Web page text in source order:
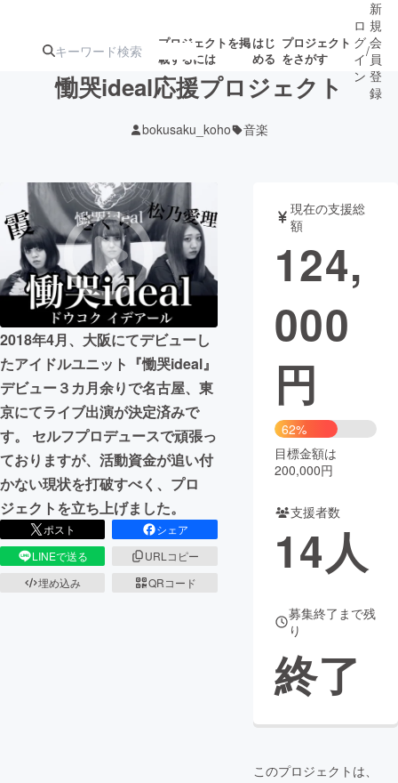
プロジェクトを掲
載するには
はじ
める
プロジェクト
をさがす
アート・写真
テクノロジー・ガジェット ゲーム・
映像・映画 書籍・雑誌
ビジネス・起業
まちづくり・地域活性化
CAMPFIRE for Social Good
CAMPFIREふるさと納税
コミュニティ
ロ
グ
イ
ン
/
新
規
会
員
登
録
慟哭ideal応援プロジェクト
bokusaku_koho 音楽
2018年4月、大阪にてデビューし
たアイドルユニット『慟哭ideal』
デビュー３カ月余りで名古屋、東
京にてライブ出演が決定済みで
す。 セルフプロデュースで頑張っ
ておりますが、活動資金が追い付
かない現状を打破すべく、プロ
ジェクトを立ち上げました。
ポスト
シェア
LINEで送る
URLコピー
埋め込み
QRコード
現在の支援総
額
124,
000
円
62%
目標金額は
200,000円
支援者数
14人
募集終了まで残
り
終了
このプロジェクトは、